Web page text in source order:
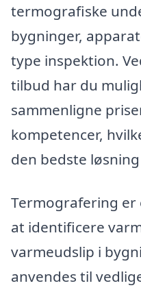
termografiske
bygninger,
type inspektion.
tilbud har du
sammenligne
kompetencer,
den bedste
Termografering
at identificere
varmeudslip i
anvendes til